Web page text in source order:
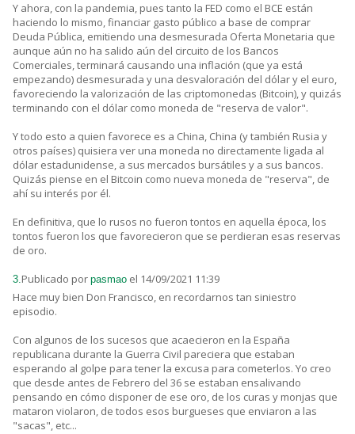
Y ahora, con la pandemia, pues tanto la FED como el BCE están
haciendo lo mismo, financiar gasto público a base de comprar
Deuda Pública, emitiendo una desmesurada Oferta Monetaria que
aunque aún no ha salido aún del circuito de los Bancos
Comerciales, terminará causando una inflación (que ya está
empezando) desmesurada y una desvaloración del dólar y el euro,
favoreciendo la valorización de las criptomonedas (Bitcoin), y quizás
terminando con el dólar como moneda de "reserva de valor".
Y todo esto a quien favorece es a China, China (y también Rusia y
otros países) quisiera ver una moneda no directamente ligada al
dólar estadunidense, a sus mercados bursátiles y a sus bancos.
Quizás piense en el Bitcoin como nueva moneda de "reserva", de
ahí su interés por él.
En definitiva, que lo rusos no fueron tontos en aquella época, los
tontos fueron los que favorecieron que se perdieran esas reservas
de oro.
3.Publicado por pasmao el 14/09/2021 11:39
Hace muy bien Don Francisco, en recordarnos tan siniestro
episodio.
Con algunos de los sucesos que acaecieron en la España
republicana durante la Guerra Civil pareciera que estaban
esperando al golpe para tener la excusa para cometerlos. Yo creo
que desde antes de Febrero del 36 se estaban ensalivando
pensando en cómo disponer de ese oro, de los curas y monjas que
mataron violaron, de todos esos burgueses que enviaron a las
"sacas", etc...